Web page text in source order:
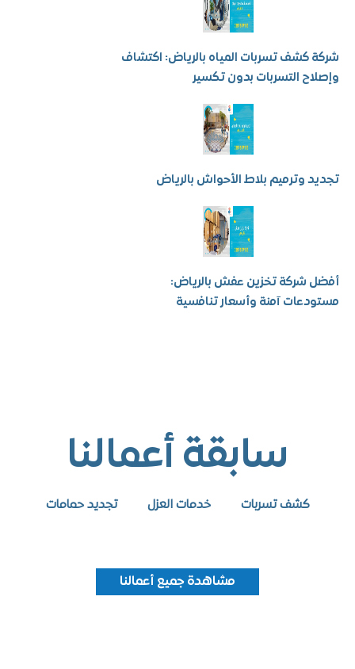
كشف تسربات المياه بالرياض: اكتشاف
التسربات بدون تكسير
وترميم بلاط الأحواش بالرياض
شركة تخزين عفش بالرياض:
آمنة وأسعار تنافسية
سابقة أعمالنا
كشف تسربات خدمات العزل تجديد حمامات
مشاهدة جميع أعمالنا